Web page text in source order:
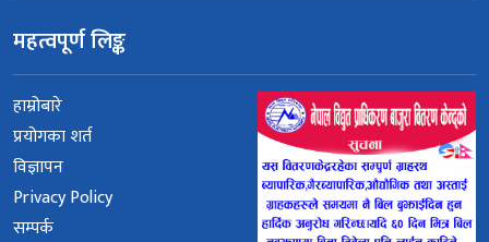
महत्वपूर्ण लिङ्क
हाम्रोबारे
प्रयोगका शर्त
विज्ञापन
Privacy Policy
सम्पर्क